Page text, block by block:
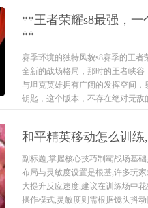
**王者荣耀s8最强，
**
赛季环境的独特风貌s8赛季的王
全新的战场格局，那时的王者峡
与坦克英雄拥有广阔的发挥空间
钥匙，这个版本，不存在绝对无敌
和平精英移动怎么训
副标题,掌握核心技巧制霸战场基
布局与灵敏度设置是根基,许多玩
大提升反应速度,建议在训练场中
操作模式,灵敏度则需根据镜头抖